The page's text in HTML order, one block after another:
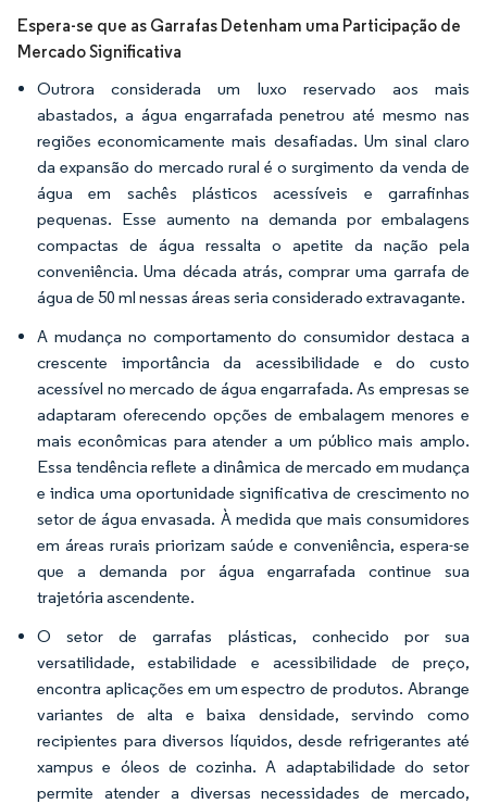
Espera-se que as Garrafas Detenham uma Participação de
Mercado Significativa
Outrora considerada um luxo reservado aos mais
abastados, a água engarrafada penetrou até mesmo nas
regiões economicamente mais desafiadas. Um sinal claro
da expansão do mercado rural é o surgimento da venda de
água em sachês plásticos acessíveis e garrafinhas
pequenas. Esse aumento na demanda por embalagens
compactas de água ressalta o apetite da nação pela
conveniência. Uma década atrás, comprar uma garrafa de
água de 50 ml nessas áreas seria considerado extravagante.
A mudança no comportamento do consumidor destaca a
crescente importância da acessibilidade e do custo
acessível no mercado de água engarrafada. As empresas se
adaptaram oferecendo opções de embalagem menores e
mais econômicas para atender a um público mais amplo.
Essa tendência reflete a dinâmica de mercado em mudança
e indica uma oportunidade significativa de crescimento no
setor de água envasada. À medida que mais consumidores
em áreas rurais priorizam saúde e conveniência, espera-se
que a demanda por água engarrafada continue sua
trajetória ascendente.
O setor de garrafas plásticas, conhecido por sua
versatilidade, estabilidade e acessibilidade de preço,
encontra aplicações em um espectro de produtos. Abrange
variantes de alta e baixa densidade, servindo como
recipientes para diversos líquidos, desde refrigerantes até
xampus e óleos de cozinha. A adaptabilidade do setor
permite atender a diversas necessidades de mercado,